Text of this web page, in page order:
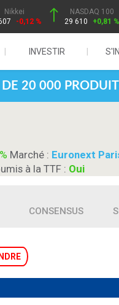
Nikkei
-0,12 %
NASDAQ 100
29 610
+0,81 %
INVESTIR
DE 20 000
Marché : Euronext
à la TTF : Oui
CONSENSUS